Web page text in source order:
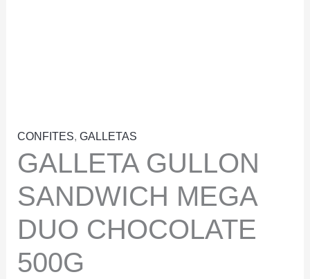
CONFITES, GALLETAS
GALLETA GULLON
SANDWICH MEGA
DUO CHOCOLATE
500G